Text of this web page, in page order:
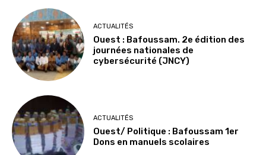
ACTUALITÉS
Ouest : Bafoussam. 2e édition des
journées nationales de
cybersécurité (JNCY)
ACTUALITÉS
Ouest/ Politique : Bafoussam 1er
Dons en manuels scolaires